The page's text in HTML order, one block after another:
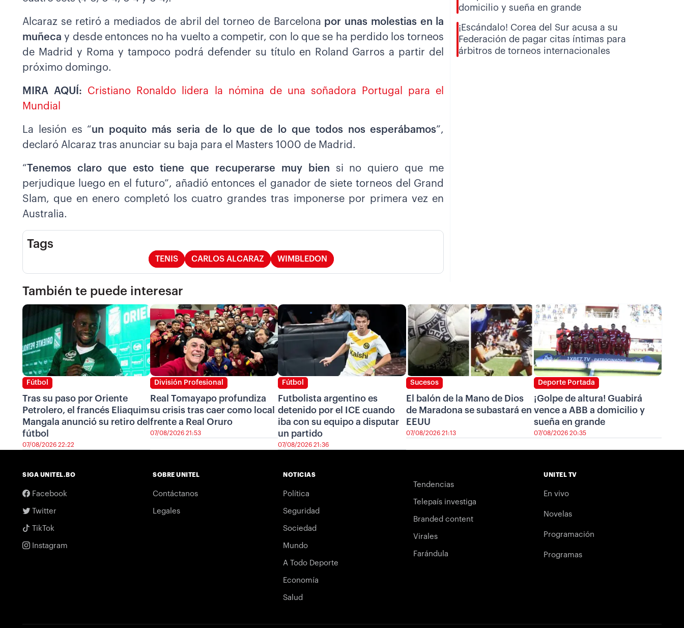
Alcaraz se retiró a mediados de abril del torneo de Barcelona por unas molestias en la
muñeca y desde entonces no ha vuelto a competir, con lo que se ha perdido los torneos
de Madrid y Roma y tampoco podrá defender su título en Roland Garros a partir del
próximo domingo.
MIRA AQUÍ: Cristiano Ronaldo lidera la nómina de una soñadora Portugal para el
Mundial
La lesión es “un poquito más seria de lo que de lo que todos nos esperábamos”,
declaró Alcaraz tras anunciar su baja para el Masters 1000 de Madrid.
“Tenemos claro que esto tiene que recuperarse muy bien si no quiero que me
perjudique luego en el futuro”, añadió entonces el ganador de siete torneos del Grand
Slam, que en enero completó los cuatro grandes tras imponerse por primera vez en
Australia.
Tags
TENIS CARLOS ALCARAZ WIMBLEDON
domicilio y sueña en grande
¡Escándalo! Corea del Sur acusa a su
Federación de pagar citas íntimas para
árbitros de torneos internacionales
También te puede interesar
Fútbol
Tras su paso por Oriente
Petrolero, el francés Eliaquim
Mangala anunció su retiro del
fútbol
07/08/2026 22:22
División Profesional
Real Tomayapo profundiza
su crisis tras caer como local
frente a Real Oruro
07/08/2026 21:53
Fútbol
Futbolista argentino es
detenido por el ICE cuando
iba con su equipo a disputar
un partido
07/08/2026 21:36
Sucesos
El balón de la Mano de Dios
de Maradona se subastará en
EEUU
07/08/2026 21:13
Deporte Portada
¡Golpe de altura! Guabirá
vence a ABB a domicilio y
sueña en grande
07/08/2026 20:35
SIGA UNITEL.BO
Facebook
Twitter
TikTok
Instagram
SOBRE UNITEL
Contáctanos
Legales
NOTICIAS
Política
Seguridad
Sociedad
Mundo
A Todo Deporte
Economía
Salud
Tendencias
Telepaís investiga
Branded content
Virales
Farándula
UNITEL TV
En vivo
Novelas
Programación
Programas